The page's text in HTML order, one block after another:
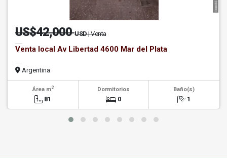
US$42,000USD| Venta
Venta local Av Libertad 4600 Mar del Plata
Argentina
Área m2
81
Dormitorios
0
Baño(s)
1